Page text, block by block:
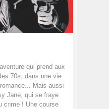
qui prend aux
70s, dans une vie
Mais aussi
Jane, qui se fraye
crime ! Une course